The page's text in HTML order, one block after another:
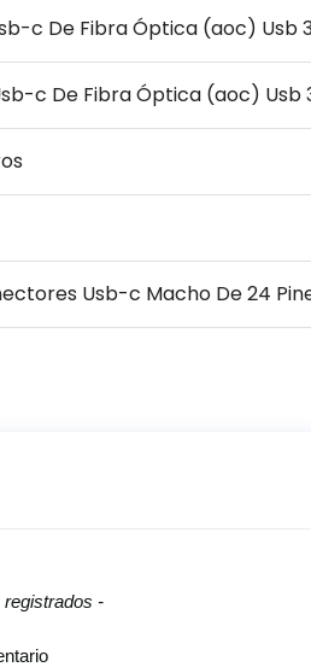
c De Fibra Óptica (aoc) Usb
c De Fibra Óptica (aoc) Usb
Usb-c Macho De 24
-